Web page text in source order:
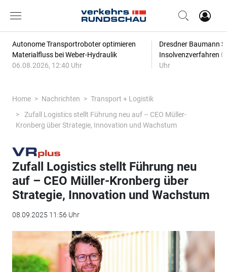
Autonome Transportroboter optimieren
Materialfluss bei Weber-Hydraulik
06.08.2026, 12:40 Uhr
Dresdner Baumann
Insolvenzverfahren
Uhr
Home Nachrichten
Transport + Logistik
Zufall Logistics stellt Führung neu auf – CEO Müller-
Kronberg über Strategie, Innovation und Wachstum
Zufall Logistics stellt Führung neu
auf – CEO Müller-Kronberg über
Strategie, Innovation und Wachstum
08.09.2025 11:56 Uhr